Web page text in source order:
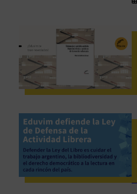
a
s
a
l
e
n
g
u